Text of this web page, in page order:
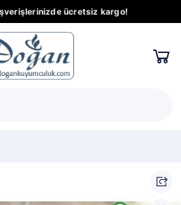
ücretsiz kargo!